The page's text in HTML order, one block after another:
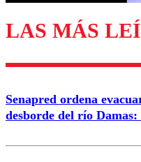
LAS MÁS
Senapred ordena
desborde del río